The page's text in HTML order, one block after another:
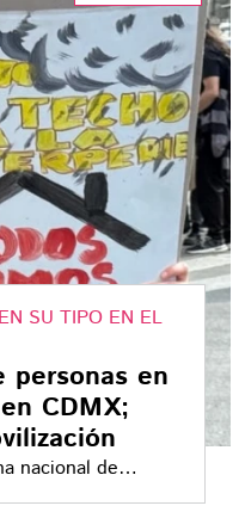
SU TIPO EN EL
personas en
CDMX;
nacional de
en México, en el